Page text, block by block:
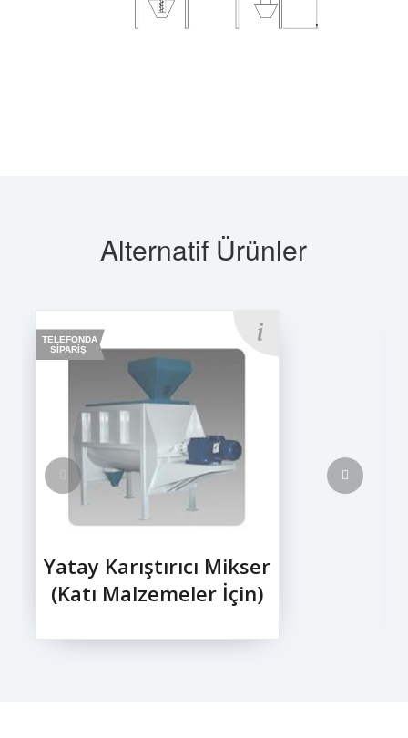
Alternatif Ürünler
TELEFONDA
SİPARİŞ
Yatay Karıştırıcı Mikser
(Katı Malzemeler İçin)